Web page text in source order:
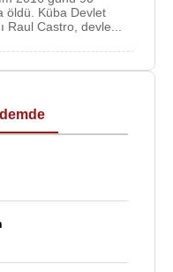
öldü. Küba Devlet
Raul Castro, devle...